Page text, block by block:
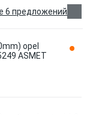
6 предложений
opel
ASMET